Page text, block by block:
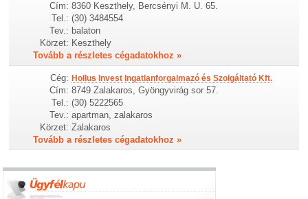
Cím: 8360 Keszthely, Bercsényi M. U. 65.
Tel.: (30) 3484554
Tev.: balaton
Körzet: Keszthely
Tovább a részletes cégadatokhoz »
Cég: Hollus Invest Ingatlanforgalmazó és Szolgáltató Kft.
Cím: 8749 Zalakaros, Gyöngyvirág sor 57.
Tel.: (30) 5222565
Tev.: apartman, zalakaros
Körzet: Zalakaros
Tovább a részletes cégadatokhoz »